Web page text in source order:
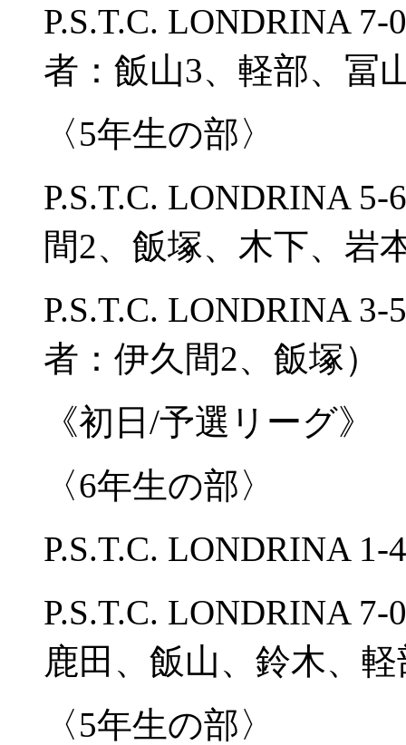
P.S.T.C. LONDRINA
者：飯山3、軽部、冨
〈5年生の部〉
P.S.T.C. LONDRINA
間2、飯塚、木下、岩
P.S.T.C. LONDRINA
者：伊久間2、飯塚）
《初日/予選リーグ》
〈6年生の部〉
P.S.T.C. LONDRINA
P.S.T.C. LONDRINA
鹿田、飯山、鈴木、
〈5年生の部〉